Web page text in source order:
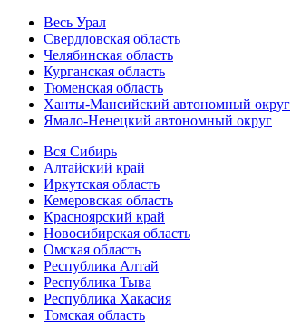
Весь Урал
Свердловская область
Челябинская область
Курганская область
Тюменская область
Ханты-Мансийский автономный округ
Ямало-Ненецкий автономный округ
Вся Сибирь
Алтайский край
Иркутская область
Кемеровская область
Красноярский край
Новосибирская область
Омская область
Республика Алтай
Республика Тыва
Республика Хакасия
Томская область